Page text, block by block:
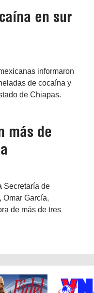
en sur
informaron
de cocaína y
de Chiapas.
más de
Secretaría de
García,
de más de tres